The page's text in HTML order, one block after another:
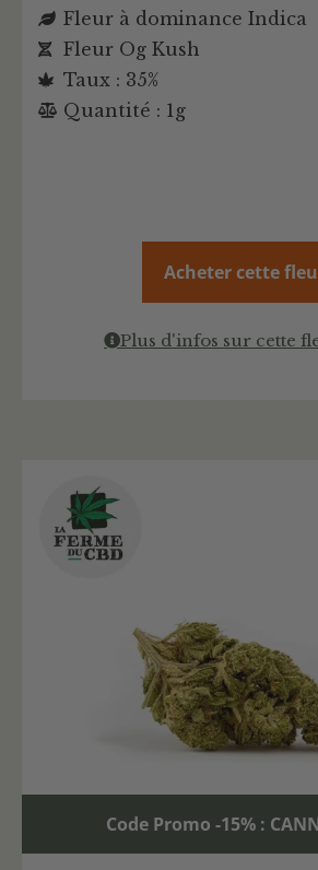
Fleur à dominance Indica
Fleur Og Kush
Taux : 35%
Quantité : 1g
Acheter cette
Plus d'infos sur cette
Code Promo -15% :